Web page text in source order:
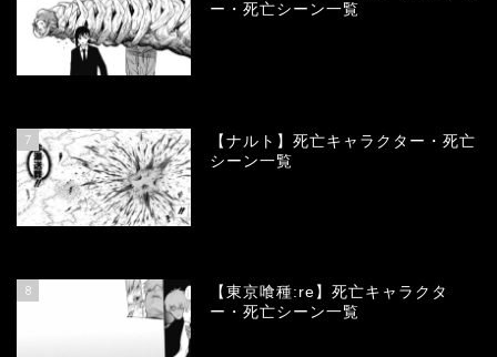
ー・死亡シーン一覧
7
【ナルト】死亡キャラクター・死亡
シーン一覧
8
【東京喰種:re】死亡キャラクタ
ー・死亡シーン一覧